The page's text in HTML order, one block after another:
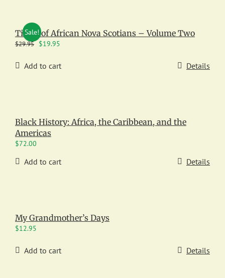
Sale!
Times of African Nova Scotians – Volume Two
$29.95 Original
was:
$19.95
is:
Add to cart Details
Black History: Africa, the Caribbean, and the
Americas
$72.00
Add to cart Details
My Grandmother’s Days
$12.95
Add to cart Details